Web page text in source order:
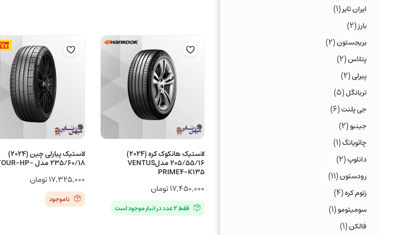
لاستیک هانکوک کره (2024)
205/55/16 مدلVENTUS
PRIME4-K135
۱۷,۴۵۰,۰۰۰تومان
فقط ۲ عدد در انبار موجود است
لاستیک پیارلی چین (2024)
235/60/18 مدل -AZ TOUR-HP
۱۷,۳۲۵,۰۰۰تومان
ناموجود
ایران تایر(۱)
بارز(۲)
بریجستون(۲)
پتلاس(۲)
پیرلی(۲)
تریانگل(۵)
جی پلنت(۶)
جینیو(۲)
چائویانگ(۱)
دانلوپ(۲)
رودستون(۱۱)
زتوم کره(۴)
سومیتومو(۱)
فالکن(۱)